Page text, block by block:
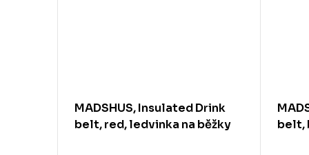
MADSHUS, Insulated Drink
belt, red, ledvinka na běžky
belt,